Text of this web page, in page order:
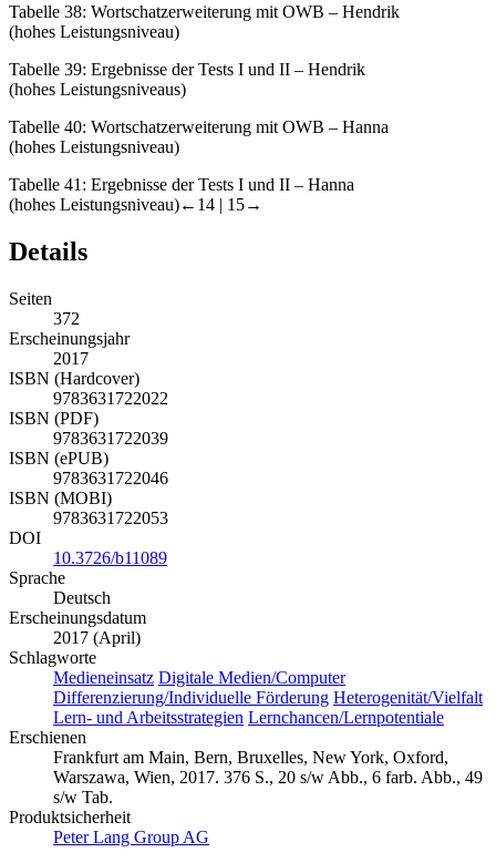
Tabelle 38: Wortschatzerweiterung mit OWB – Hendrik
(hohes Leistungsniveau)
Tabelle 39: Ergebnisse der Tests I und II – Hendrik
(hohes Leistungsniveaus)
Tabelle 40: Wortschatzerweiterung mit OWB – Hanna
(hohes Leistungsniveau)
Tabelle 41: Ergebnisse der Tests I und II – Hanna
(hohes Leistungsniveau)←14 | 15→
Details
Seiten
372
Erscheinungsjahr
2017
ISBN (Hardcover)
9783631722022
ISBN (PDF)
9783631722039
ISBN (ePUB)
9783631722046
ISBN (MOBI)
9783631722053
DOI
10.3726/b11089
Sprache
Deutsch
Erscheinungsdatum
2017 (April)
Schlagworte
Medieneinsatz Digitale Medien/Computer
Differenzierung/Individuelle Förderung Heterogenität/Vielfalt
Lern- und Arbeitsstrategien Lernchancen/Lernpotentiale
Erschienen
Frankfurt am Main, Bern, Bruxelles, New York, Oxford,
Warszawa, Wien, 2017. 376 S., 20 s/w Abb., 6 farb. Abb., 49
s/w Tab.
Produktsicherheit
Peter Lang Group AG